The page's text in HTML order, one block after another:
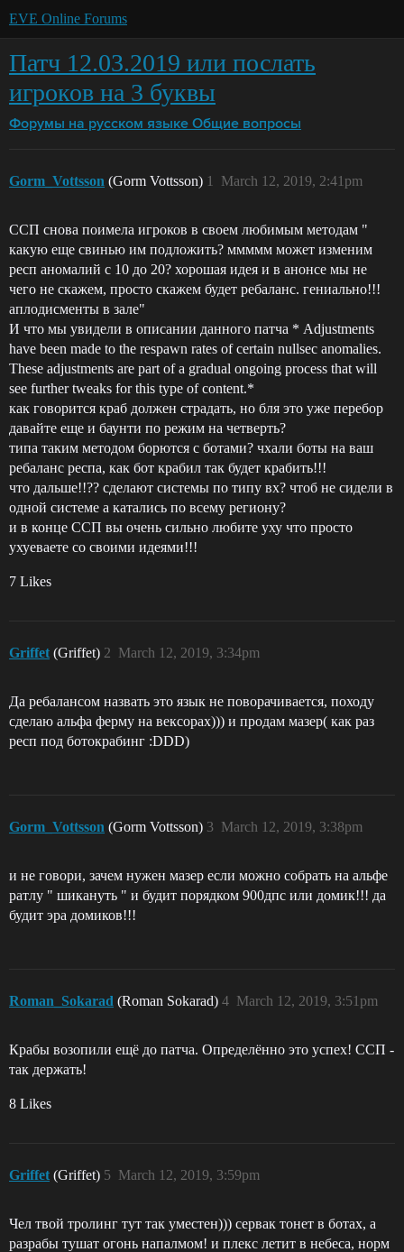
EVE Online Forums
Патч 12.03.2019 или послать
игроков на 3 буквы
Форумы на русском языке Общие вопросы
Gorm_Vottsson (Gorm Vottsson) March 12, 2019, 2:41pm
1
ССП снова поимела игроков в своем любимым методам "
какую еще свинью им подложить? ммммм может изменим
респ аномалий с 10 до 20? хорошая идея и в анонсе мы не
чего не скажем, просто скажем будет ребаланс. гениально!!!
аплодисменты в зале"
И что мы увидели в описании данного патча * Adjustments
have been made to the respawn rates of certain nullsec anomalies.
These adjustments are part of a gradual ongoing process that will
see further tweaks for this type of content.*
как говорится краб должен страдать, но бля это уже перебор
давайте еще и баунти по режим на четверть?
типа таким методом борются с ботами? чхали боты на ваш
ребаланс респа, как бот крабил так будет крабить!!!
что дальше!!?? сделают системы по типу вх? чтоб не сидели в
одной системе а катались по всему региону?
и в конце ССП вы очень сильно любите уху что просто
ухуеваете со своими идеями!!!
7 Likes
Griffet (Griffet) March 12, 2019, 3:34pm
2
Да ребалансом назвать это язык не поворачивается, походу
сделаю альфа ферму на вексорах))) и продам мазер( как раз
респ под ботокрабинг :DDD)
Gorm_Vottsson (Gorm Vottsson) March 12, 2019, 3:38pm
3
и не говори, зачем нужен мазер если можно собрать на альфе
ратлу " шикануть " и будит порядком 900дпс или домик!!! да
будит эра домиков!!!
Roman_Sokarad (Roman Sokarad) March 12, 2019, 3:51pm
4
Крабы возопили ещё до патча. Определённо это успех! ССП -
так держать!
8 Likes
Griffet (Griffet) March 12, 2019, 3:59pm
5
Чел твой тролинг тут так уместен))) сервак тонет в ботах, а
разрабы тушат огонь напалмом! и плекс летит в небеса, норм